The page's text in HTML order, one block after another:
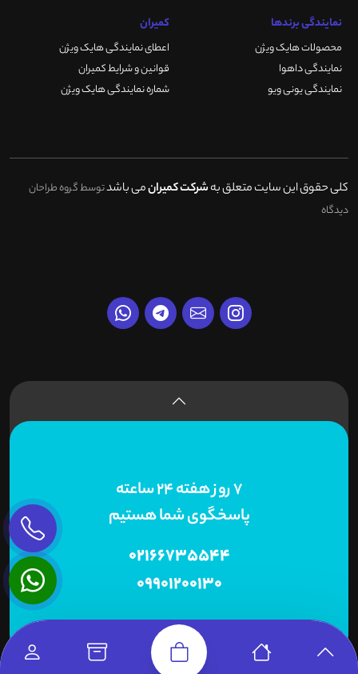
نمایندگی برندها
محصولات هایک ویژن
نمایندگی داهوا
نمایندگی یونی ویو
کمیران
اعطای نمایندگی هایک ویژن
قوانین و شرایط کمیران
شماره نمایندگی هایک ویژن
کلی حقوق این سایت متعلق بهشرکت کمیرانمی باشدتوسط گروه طراحان
دیدگاه
7 روز هفته 24 ساعته
پاسخگوی شما هستیم
02166735544
09901200130